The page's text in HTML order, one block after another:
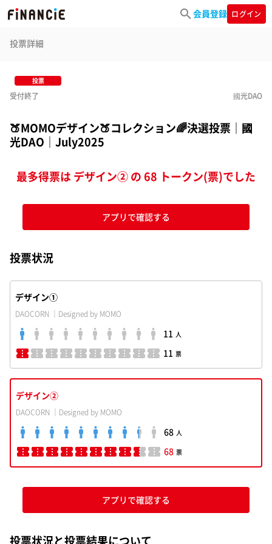
会員登録 ログイン
投票詳細
投票
受付終了 國光DAO
🍑MOMOデザイン🍑コレクション🌈決選投票｜國
光DAO｜July2025
最多得票は デザイン② の 68 トークン(票)でした
アプリで確認する
投票状況
デザイン①
DAOCORN ｜Designed by MOMO
11 人
11 票
デザイン②
DAOCORN ｜Designed by MOMO
68 人
68 票
アプリで確認する
投票状況と投票結果について